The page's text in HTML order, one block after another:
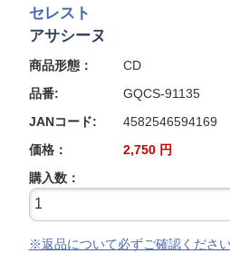
セレスト
アサシーヌ
商品形態：
CD
品番:
GQCS-91135
JANコード:
4582546594169
価格：
2,750 円
購入数：
※返品について必ずご確認くださ